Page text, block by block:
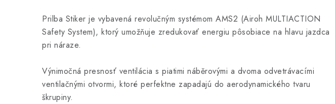
Prilba Stiker je vybavená revolučným systémom AMS2 (Airoh MULTIACTION
Safety System), ktorý umožňuje zredukovať energiu pôsobiace na hlavu jazdca
pri náraze.
Výnimočná presnosť ventilácia s piatimi náběrovými a dvoma odvetrávacími
ventilačnými otvormi, ktoré perfektne zapadajú do aerodynamického tvaru
škrupiny.